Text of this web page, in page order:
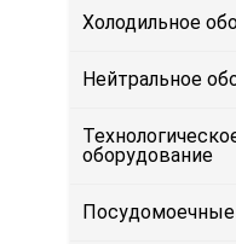
Холодильное
Нейтральное
оборудование